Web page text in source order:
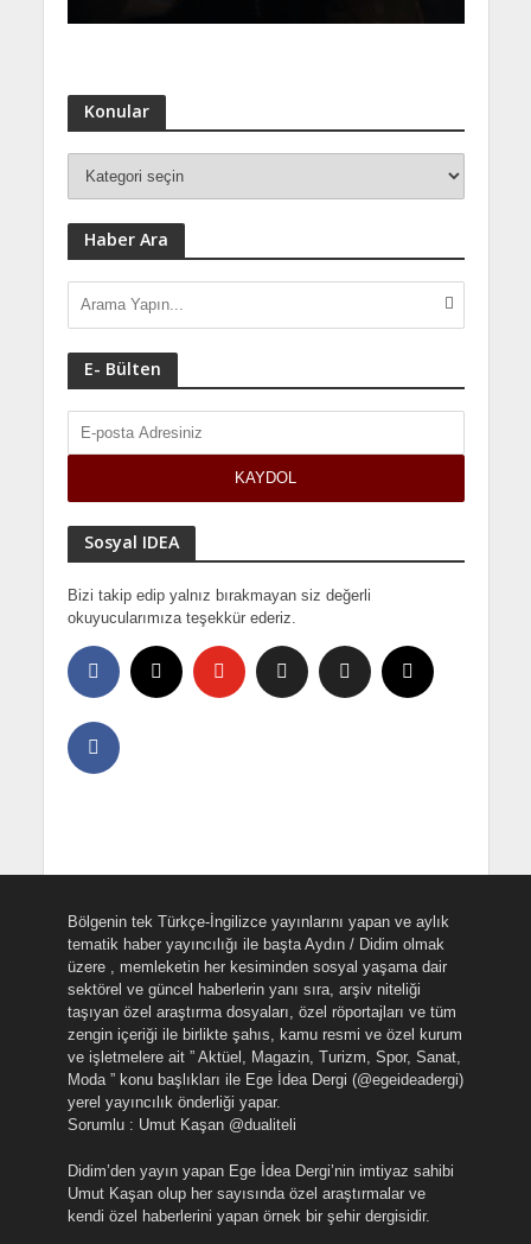
Konular
Haber Ara
E- Bülten
Sosyal IDEA
Bizi takip edip yalnız bırakmayan siz değerli
okuyucularımıza teşekkür ederiz.
Bölgenin tek Türkçe-İngilizce yayınlarını yapan ve aylık
tematik haber yayıncılığı ile başta Aydın / Didim olmak
üzere , memleketin her kesiminden sosyal yaşama dair
sektörel ve güncel haberlerin yanı sıra, arşiv niteliği
taşıyan özel araştırma dosyaları, özel röportajları ve tüm
zengin içeriği ile birlikte şahıs, kamu resmi ve özel kurum
ve işletmelere ait ” Aktüel, Magazin, Turizm, Spor, Sanat,
Moda ” konu başlıkları ile Ege İdea Dergi (@egeideadergi)
yerel yayıncılık önderliği yapar.
Sorumlu : Umut Kaşan @dualiteli
Didim’den yayın yapan Ege İdea Dergi’nin imtiyaz sahibi
Umut Kaşan olup her sayısında özel araştırmalar ve
kendi özel haberlerini yapan örnek bir şehir dergisidir.